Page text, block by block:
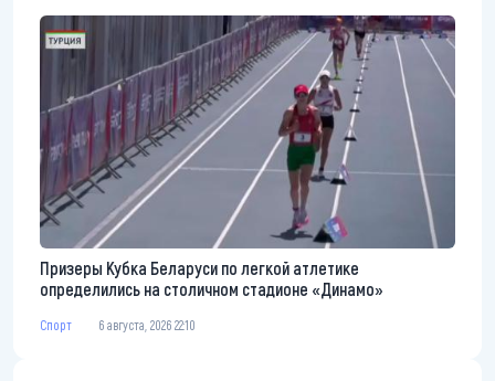
Призеры Кубка Беларуси по легкой атлетике
определились на столичном стадионе «Динамо»
Спорт 6 августа, 2026 22:10